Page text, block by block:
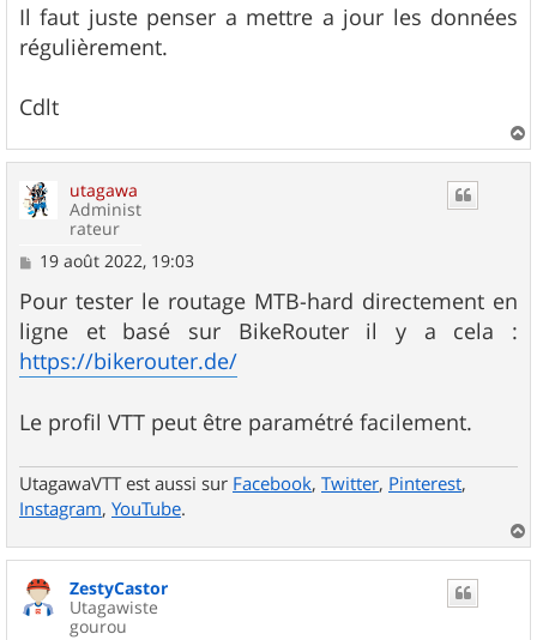
Il faut juste penser a mettre a jour les données
régulièrement.
Cdlt
a
utagawa
Administ
rateur
M
s
s
a
g
e
19 août 2022, 19:03
Pour tester le routage MTB-hard directement en
ligne et basé sur BikeRouter il y a cela :
https://bikerouter.de/
Le profil VTT peut être paramétré facilement.
UtagawaVTT est aussi sur Facebook, Twitter, Pinterest,
Instagram, YouTube.
a
ZestyCastor
Utagawiste
gourou